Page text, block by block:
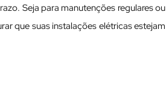
Seja para manutenções regulares ou
que suas instalações elétricas estejam